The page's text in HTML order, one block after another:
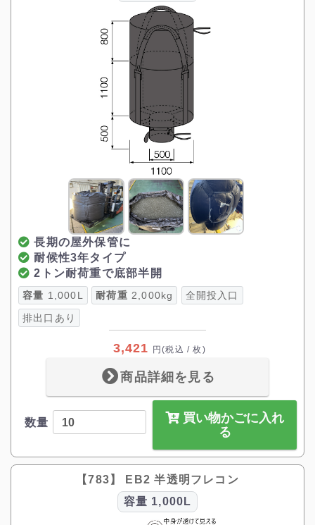
長期の屋外保管に
耐候性3年タイプ
2トン耐荷重で底部半開
容量 1,000L 耐荷重 2,000kg 全開投入口
排出口あり
3,421 円(税込 / 枚)
商品詳細を見る
数量
買い物かごに入れ
る
【783】 EB2 半透明フレコン
容量 1,000L